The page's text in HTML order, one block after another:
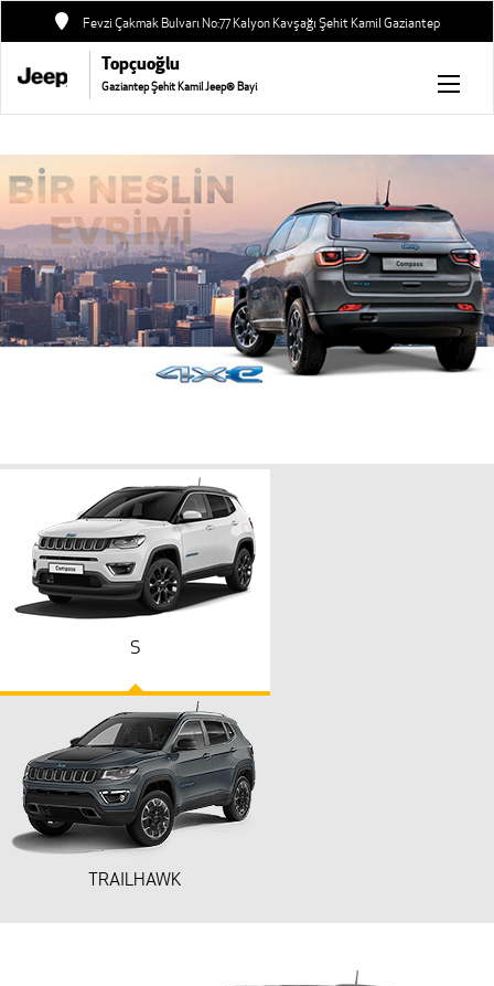
Fevzi Çakmak Bulvarı No:77 Kalyon Kavşağı Şehit Kamil Gaziantep
Topçuoğlu
Gaziantep Şehit Kamil Jeep® Bayi
S
TRAILHAWK